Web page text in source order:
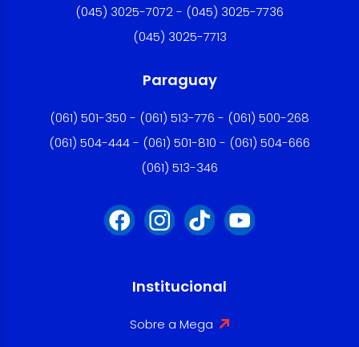
(045) 3025-7072 - (045) 3025-7736
(045) 3025-7713
Paraguay
(061) 501-350 - (061) 513-776 - (061) 500-268
(061) 504-444 - (061) 501-810 - (061) 504-666
(061) 513-346
Institucional
Sobre a Mega